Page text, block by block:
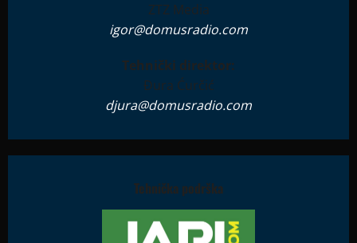
ZTZ Media
igor@domusradio.com
Tehnički direktor:
Đura Ćurčić
djura@domusradio.com
Tehnička podrška